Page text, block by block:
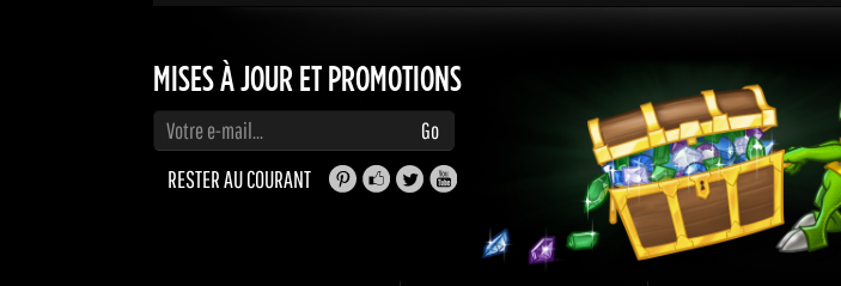
MISES À JOUR ET PROMOTIONS
Saisissez votre adresse e-mail pour vous abonner aux mises à jour et aux promotions
Go
RESTER AU COURANT